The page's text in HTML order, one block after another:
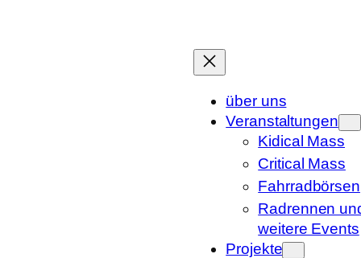
über uns
Veranstaltungen
Kidical Mass
Critical Mass
Fahrradbörsen
Radrennen
weitere Events
Projekte